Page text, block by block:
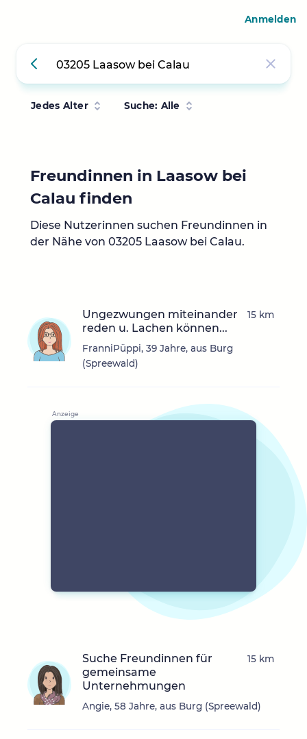
Jedes Alter Suche: Alle
Freundinnen in Laasow bei
Calau finden
Diese Nutzerinnen suchen Freundinnen in
der Nähe von 03205 Laasow bei Calau.
Ungezwungen miteinander
reden u. Lachen können...
FranniPüppi, 39 Jahre, aus Burg
(Spreewald)
15 km
Suche Freundinnen für
gemeinsame
Unternehmungen
Angie, 58 Jahre, aus Burg (Spreewald)
15 km
Anmelden